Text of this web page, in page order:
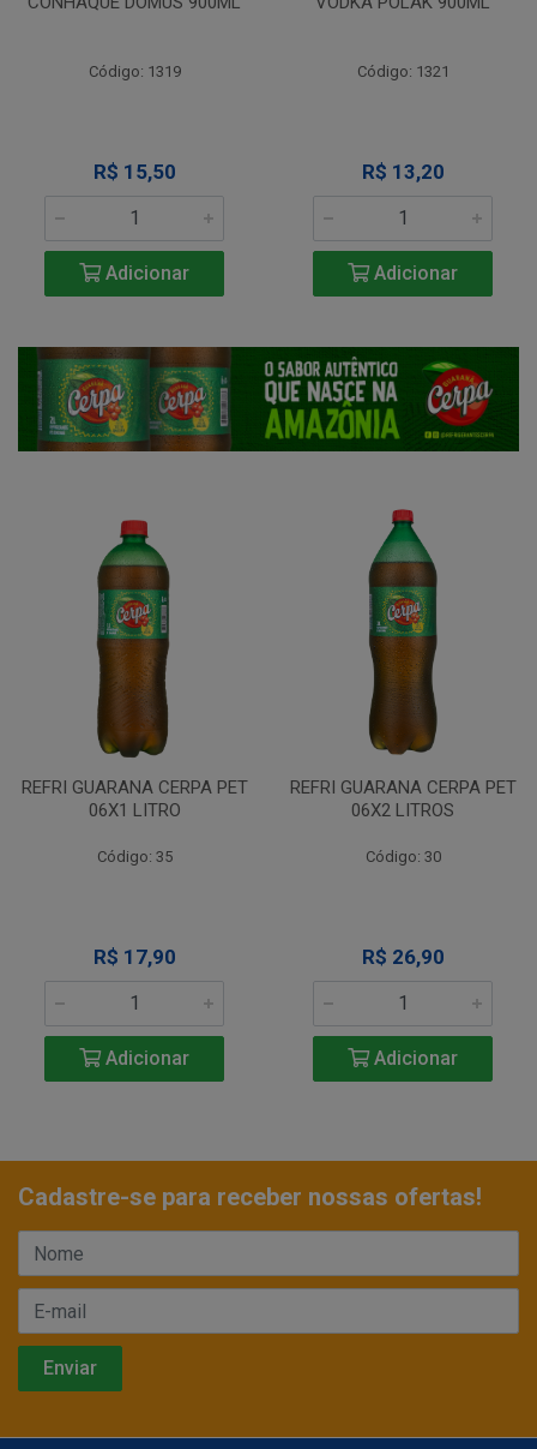
Código: 1319
R$ 15,50
Adicionar
Código: 1321
R$ 13,20
Adicionar
REFRI GUARANA CERPA PET
06X1 LITRO
Código: 35
R$ 17,90
Adicionar
REFRI GUARANA CERPA PET
06X2 LITROS
Código: 30
R$ 26,90
Adicionar
Cadastre-se para receber nossas ofertas!